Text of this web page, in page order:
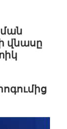
վնասը